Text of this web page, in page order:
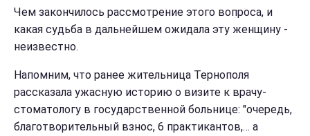
Чем закончилось рассмотрение этого вопроса, и
какая судьба в дальнейшем ожидала эту женщину -
неизвестно.
Напомним, что ранее жительница Тернополя
рассказала ужасную историю о визите к врачу-
стоматологу в государственной больнице: "очередь,
благотворительный взнос, 6 практикантов,… а